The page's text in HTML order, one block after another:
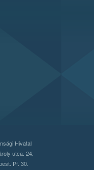
Hivatal
utca. 24.
Pf. 30.